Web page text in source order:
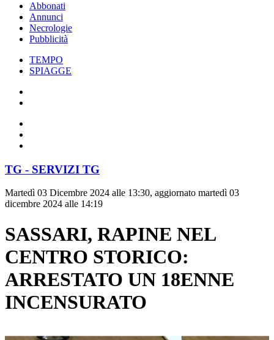
Abbonati
Annunci
Necrologie
Pubblicità
TEMPO
SPIAGGE
TG - SERVIZI TG
Martedì 03 Dicembre 2024 alle 13:30, aggiornato martedì 03
dicembre 2024 alle 14:19
SASSARI, RAPINE NEL
CENTRO STORICO:
ARRESTATO UN 18ENNE
INCENSURATO